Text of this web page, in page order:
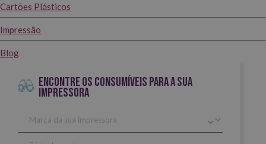
Cartões Plásticos
Impressão
Blog
ENCONTRE OS CONSUMÍVEIS PARA A SUA
IMPRESSORA